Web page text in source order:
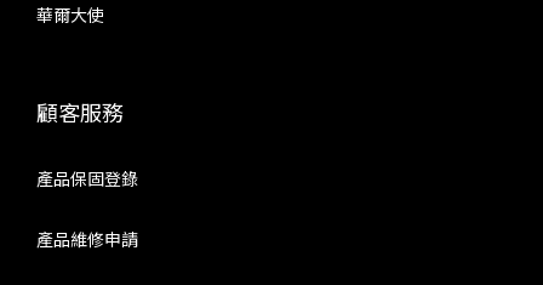
華爾大使
顧客服務
產品保固登錄
產品維修申請